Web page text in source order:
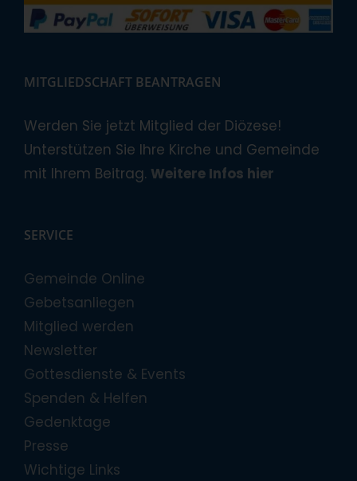
MITGLIEDSCHAFT BEANTRAGEN
Werden Sie jetzt Mitglied der Diözese!
Unterstützen Sie Ihre Kirche und Gemeinde
mit Ihrem Beitrag. Weitere Infos hier
SERVICE
Gemeinde Online
Gebetsanliegen
Mitglied werden
Newsletter
Gottesdienste & Events
Spenden & Helfen
Gedenktage
Presse
Wichtige Links